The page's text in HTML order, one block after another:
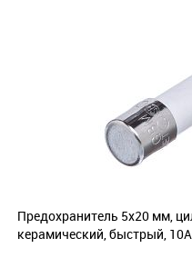
Предохранитель 5х20 мм,
керамический, быстрый,